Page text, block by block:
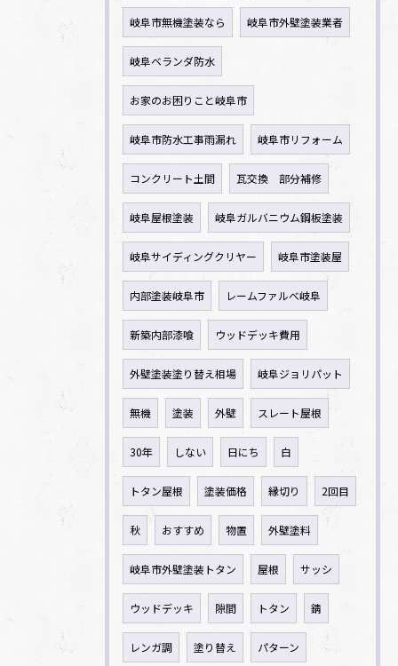
岐阜市無機塗装なら 岐阜市外壁塗装業者
岐阜ベランダ防水
お家のお困りこと岐阜市
岐阜市防水工事雨漏れ 岐阜市リフォーム
コンクリート土間 瓦交換 部分補修
岐阜屋根塗装 岐阜ガルバニウム鋼板塗装
岐阜サイディングクリヤー 岐阜市塗装屋
内部塗装岐阜市 レームファルべ岐阜
新築内部漆喰 ウッドデッキ費用
外壁塗装塗り替え相場 岐阜ジョリパット
無機 塗装 外壁 スレート屋根
30年 しない 日にち 白
トタン屋根 塗装価格 縁切り 2回目
秋 おすすめ 物置 外壁塗料
岐阜市外壁塗装トタン 屋根 サッシ
ウッドデッキ 隙間 トタン 錆
レンガ調 塗り替え パターン